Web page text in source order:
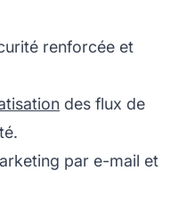
renforcée et
des flux de
par e-mail et